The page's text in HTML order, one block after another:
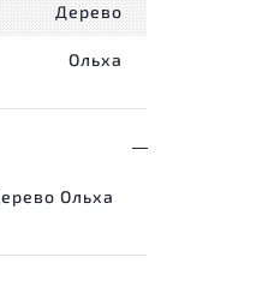
Дерево
Ольха
Ольха